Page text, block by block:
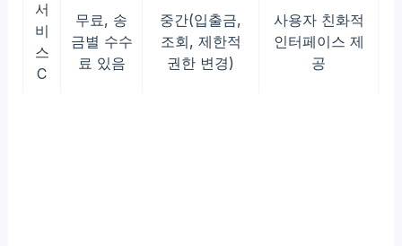
서
비
스
C
무료, 송
금별 수수
료 있음
중간(입출금,
조회, 제한적
권한 변경)
사용자 친화적
인터페이스 제
공